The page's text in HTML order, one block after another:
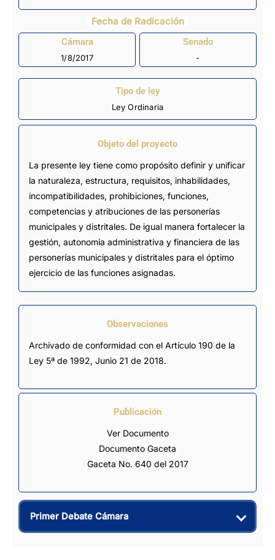
Fecha de Radicación
Cámara
1/8/2017
Senado
-
Tipo de ley
Ley Ordinaria
Objeto del proyecto
La presente ley tiene como propósito definir y unificar
la naturaleza, estructura, requisitos, inhabilidades,
incompatibilidades, prohibiciones, funciones,
competencias y atribuciones de las personerías
municipales y distritales. De igual manera fortalecer la
gestión, autonomía administrativa y financiera de las
personerías municipales y distritales para el óptimo
ejercicio de las funciones asignadas.
Observaciones
Archivado de conformidad con el Artículo 190 de la
Ley 5ª de 1992, Junio 21 de 2018.
Publicación
Ver Documento
Documento Gaceta
Gaceta No. 640 del 2017
Primer Debate Cámara